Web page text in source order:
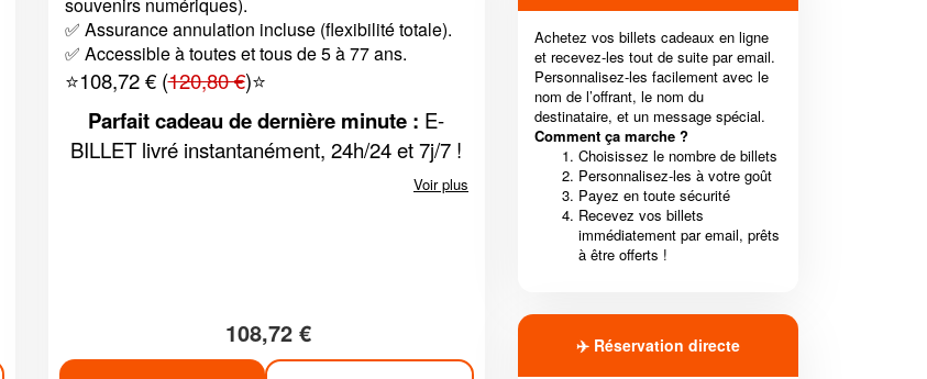
✅ Assurance annulation incluse (flexibilité totale).
✅ Accessible à toutes et tous de 5 à 77 ans.
⭐108,72 € (120,80 €)⭐
Parfait cadeau de dernière minute : E-
BILLET livré instantanément, 24h/24 et 7j/7 !
Voir plus
108,72 €
Achetez vos billets cadeaux en ligne
et recevez-les tout de suite par email.
Personnalisez-les facilement avec le
nom de l’offrant, le nom du
destinataire, et un message spécial.
Comment ça marche ?
Choisissez le nombre de billets
Personnalisez-les à votre goût
Payez en toute sécurité
Recevez vos billets
immédiatement par email, prêts
à être offerts !
✈️ Réservation directe